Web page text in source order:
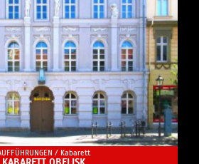
/ Kabarett